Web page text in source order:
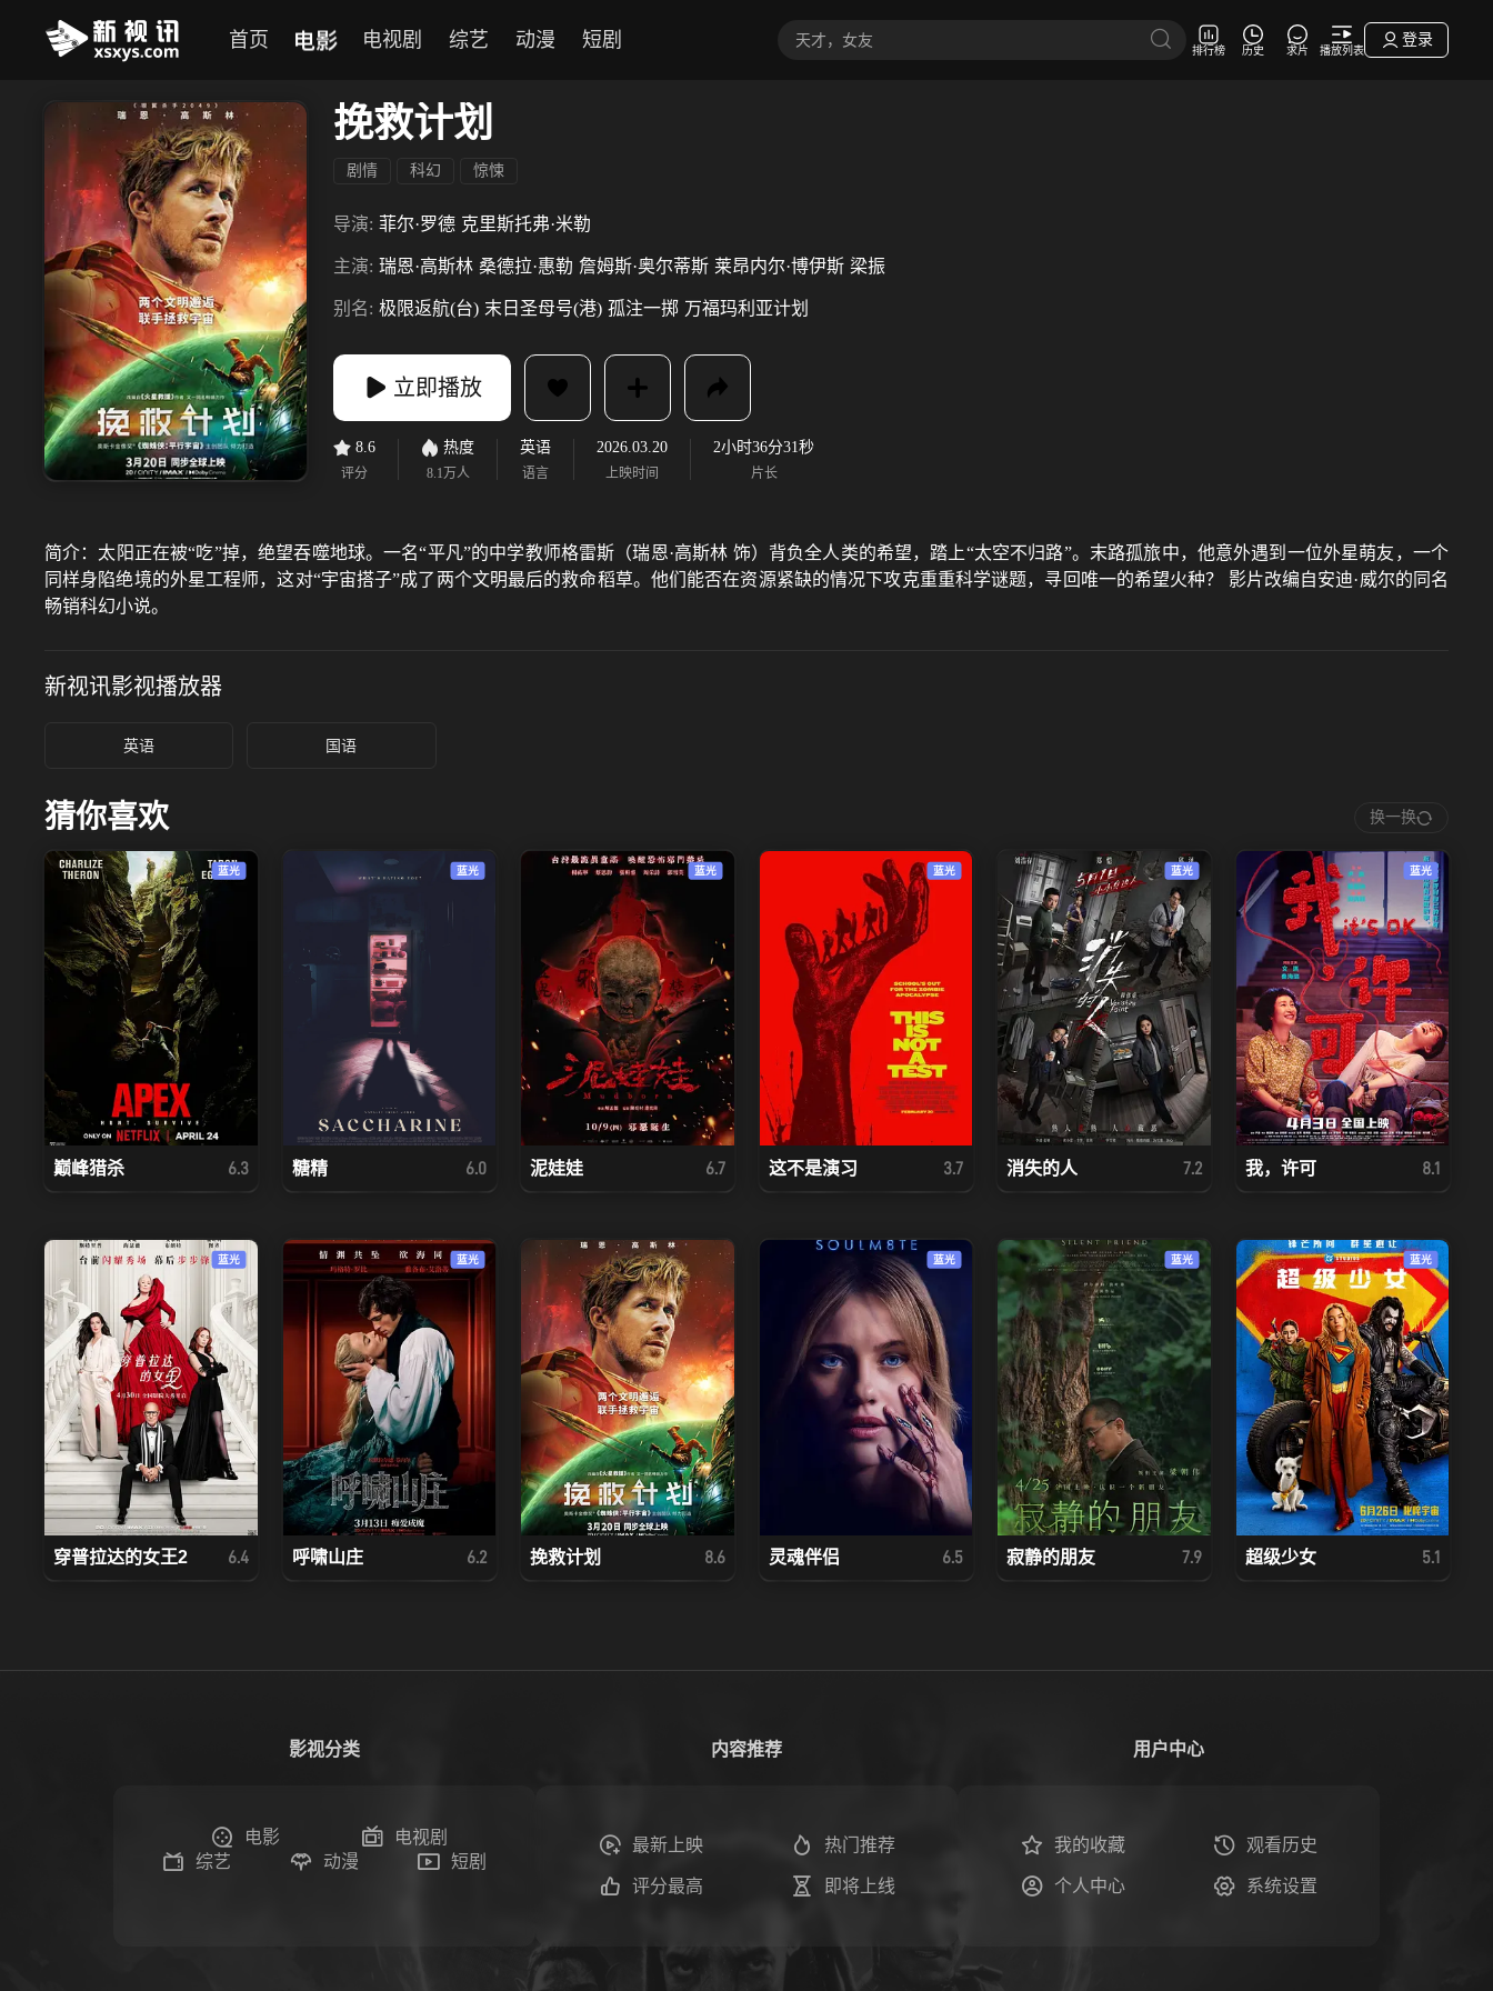
首页 电影 电视剧 综艺 动漫 短剧 排行榜 历史 求片 播放列表
登录
挽救计划
剧情 科幻 惊悚
导演: 菲尔·罗德 克里斯托弗·米勒
主演: 瑞恩·高斯林 桑德拉·惠勒 詹姆斯·奥尔蒂斯 莱昂内尔·博伊斯 梁振
别名: 极限返航(台) 末日圣母号(港) 孤注一掷 万福玛利亚计划
立即播放
8.6
评分
热度
8.1万人
英语
语言
2026.03.20
上映时间
2小时36分31秒
片长
简介： 太阳正在被“吃”掉，绝望吞噬地球。⼀名“平凡”的中学教师格雷斯（瑞恩·⾼斯林 饰）背负全人类的希望，踏上“太空不归路”。末路孤旅中，他意外遇到一位外星萌友，一个
同样身陷绝境的外星工程师，这对“宇宙搭子”成了两个文明最后的救命稻草。他们能否在资源紧缺的情况下攻克重重科学谜题，寻回唯一的希望火种？ 影片改编自安迪·威尔的同名
畅销科幻小说。
新视讯影视播放器
英语 国语
猜你喜欢 换一换
蓝光
巅峰猎杀 6.3
蓝光
糖精 6.0
蓝光
泥娃娃 6.7
蓝光
这不是演习 3.7
蓝光
消失的人 7.2
蓝光
我，许可 8.1
蓝光
穿普拉达的女王2 6.4
蓝光
呼啸山庄 6.2 挽救计划 8.6
蓝光
灵魂伴侣 6.5
蓝光
寂静的朋友 7.9
蓝光
超级少女 5.1
影视分类
电影
电视剧
综艺
动漫 短剧
内容推荐
最新上映 热门推荐
评分最高 即将上线
用户中心
我的收藏 观看历史
个人中心 系统设置